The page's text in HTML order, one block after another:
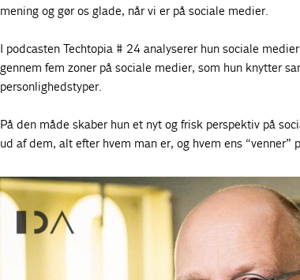
mening og gør os glade, når vi er på sociale medier.
I podcasten Techtopia # 24 analyserer hun sociale
gennem fem zoner på sociale medier, som hun knytter
personlighedstyper.
På den måde skaber hun et nyt og frisk perspektiv på
ud af dem, alt efter hvem man er, og hvem ens “venner”